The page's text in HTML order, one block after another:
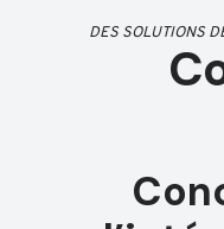
DES SOLUTIONS